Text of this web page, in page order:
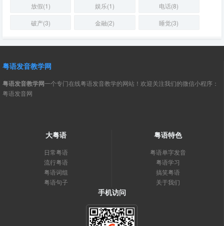
放假(1)
娱乐(1)
电话(8)
破产(3)
金融(2) 睡觉(3)
粤语发音教学网
粤语发音教学网一个专门在线粤语发音教学的网站！欢迎关注我们的微信小程序：
粤语发音网
大粤语
日常粤语
流行粤语
粤语词组
粤语句子
粤语特色
粤语单字发音
粤语学习
搞笑粤语
关于我们
手机访问